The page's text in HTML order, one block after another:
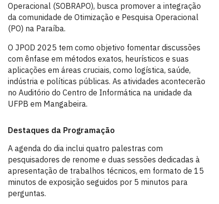
Operacional (SOBRAPO), busca promover a integração
da comunidade de Otimização e Pesquisa Operacional
(PO) na Paraíba.
O JPOD 2025 tem como objetivo fomentar discussões
com ênfase em métodos exatos, heurísticos e suas
aplicações em áreas cruciais, como logística, saúde,
indústria e políticas públicas. As atividades acontecerão
no Auditório do Centro de Informática na unidade da
UFPB em Mangabeira.
Destaques da Programação
A agenda do dia inclui quatro palestras com
pesquisadores de renome e duas sessões dedicadas à
apresentação de trabalhos técnicos, em formato de 15
minutos de exposição seguidos por 5 minutos para
perguntas.